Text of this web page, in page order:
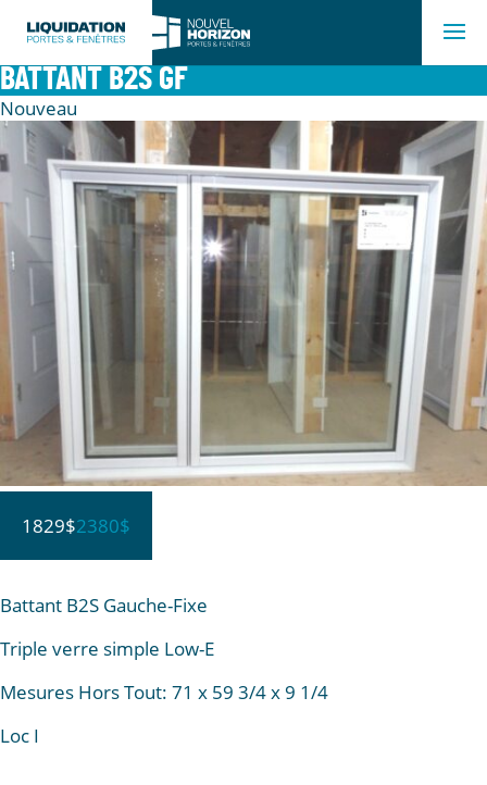
BATTANT B2S GF
Nouveau
1829$2380$
Battant B2S Gauche-Fixe
Triple verre simple Low-E
Mesures Hors Tout: 71 x 59 3/4 x 9 1/4
Loc I